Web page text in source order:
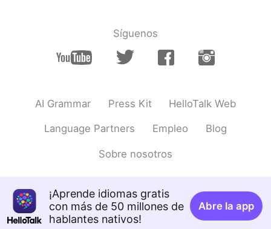
Síguenos
AI Grammar Press Kit HelloTalk Web
Language Partners Empleo Blog
Sobre nosotros
¡Aprende idiomas gratis
con más de 50 millones de
hablantes nativos!
Abre la app